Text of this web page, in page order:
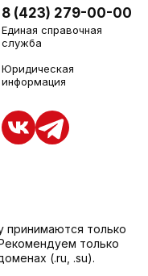
8 (423) 279-00-00
Единая справочная
служба
Юридическая
информация
принимаются только
только
(.ru, .su).